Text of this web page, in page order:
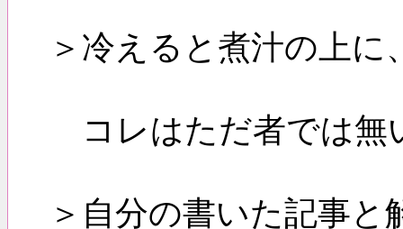
＞冷えると煮汁の上
コレはただ者では無
＞自分の書いた記事